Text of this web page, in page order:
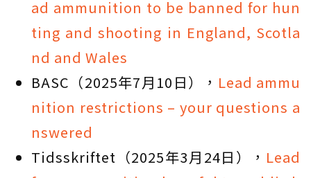
ad ammunition to be banned for hun
ting and shooting in England, Scotla
nd and Wales
BASC（2025年7月10日）， Lead ammu
nition restrictions – your questions a
nswered
Tidsskriftet（2025年3月24日）， Lead